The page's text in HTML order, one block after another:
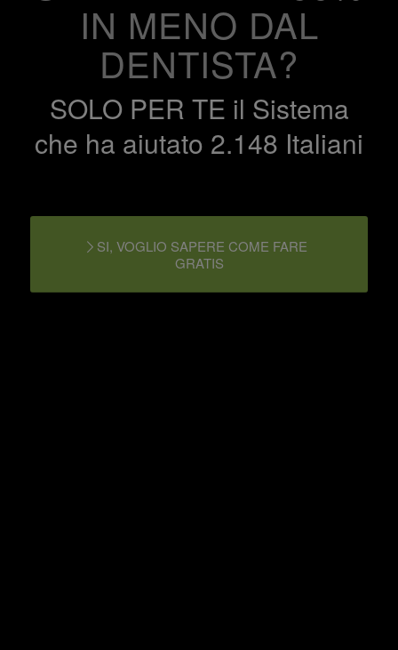
IN MENO DAL
DENTISTA?
SOLO PER TE il Sistema
che ha aiutato 2.148 Italiani
SI, VOGLIO SAPERE COME FARE
GRATIS